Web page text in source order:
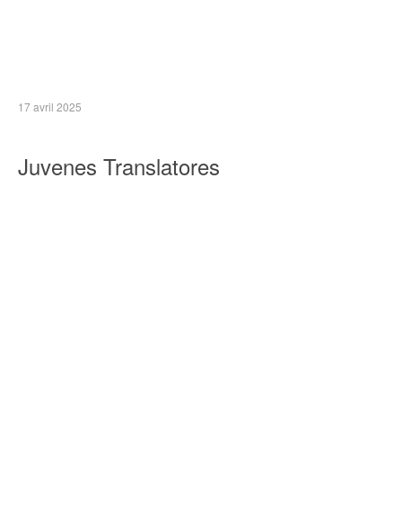
17 avril 2025
Juvenes Translatores